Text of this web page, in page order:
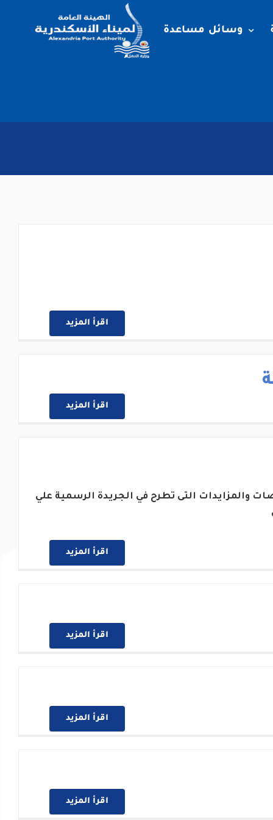
وسائل مساعدة
اقرأ المزيد
اقرأ المزيد
والمزايدات التى تطرح في الجريدة الرسمية علي
اقرأ المزيد
اقرأ المزيد
اقرأ المزيد
اقرأ المزيد